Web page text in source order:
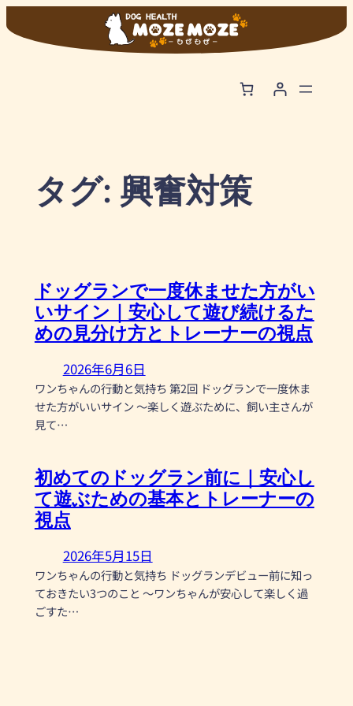
容
タグ: 興奮対策
ドッグランで一度休ませた方がい
いサイン｜安心して遊び続けるた
めの見分け方とトレーナーの視点
2026年6月6日
ワンちゃんの行動と気持ち 第2回 ドッグランで一度休ま
せた方がいいサイン 〜楽しく遊ぶために、飼い主さんが
見て…
初めてのドッグラン前に｜安心し
て遊ぶための基本とトレーナーの
視点
2026年5月15日
ワンちゃんの行動と気持ち ドッグランデビュー前に知っ
ておきたい3つのこと 〜ワンちゃんが安心して楽しく過
ごすた…